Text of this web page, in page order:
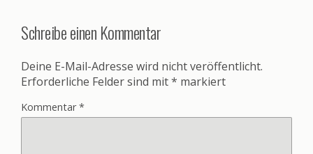
Schreibe einen Kommentar
Deine E-Mail-Adresse wird nicht veröffentlicht.
Erforderliche Felder sind mit* markiert
Kommentar*